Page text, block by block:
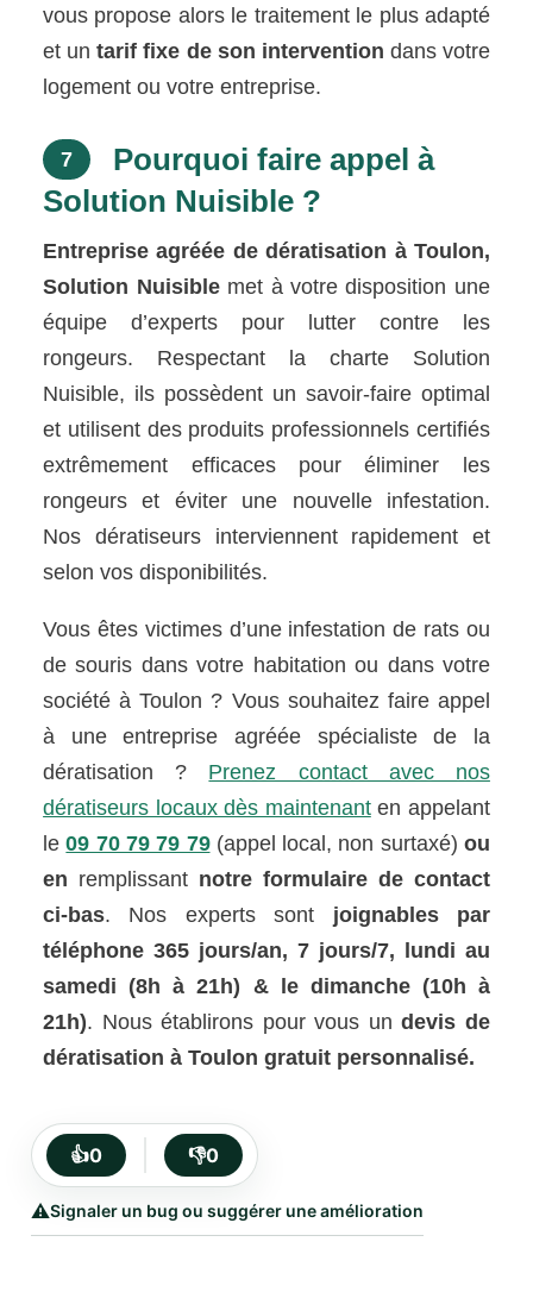
vous propose alors le traitement le plus adapté
et un tarif fixe de son intervention dans votre
logement ou votre entreprise.
7
Pourquoi faire appel à
Solution Nuisible ?
Entreprise agréée de dératisation à Toulon,
Solution Nuisiblemet à votre disposition une
équipe d’experts pour lutter contre les
rongeurs. Respectant la charte Solution
Nuisible, ils possèdent un savoir-faire optimal
et utilisent des produits professionnels certifiés
extrêmement efficaces pour éliminer les
rongeurs et éviter une nouvelle infestation.
Nos dératiseurs interviennent rapidement et
selon vos disponibilités.
Vous êtes victimes d’une infestation de rats ou
de souris dans votre habitation ou dans votre
société à Toulon ? Vous souhaitez faire appel
à une entreprise agréée spécialiste de la
dératisation ? Prenez contact avec nos
dératiseurs locaux dès maintenanten appelant
le09 70 79 79 79(appel local, non surtaxé) ou
en remplissant notre formulaire de contact
ci-bas. Nos experts sont joignables par
téléphone 365 jours/an, 7 jours/7, lundi au
samedi (8h à 21h) & le dimanche (10h à
21h). Nous établirons pour vous un devis de
dératisation à Toulon gratuit personnalisé.
👍0 👎0
⚠️Signaler un bug ou suggérer une amélioration